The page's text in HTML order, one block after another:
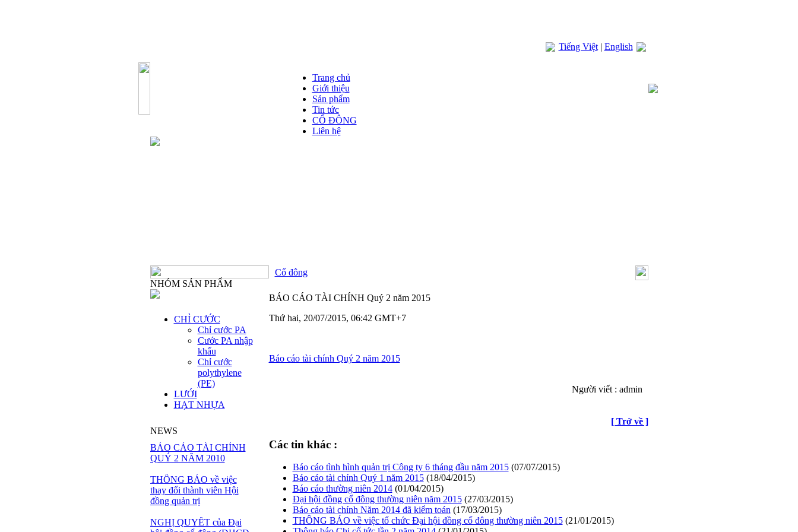
Tiếng Việt| English
Trang chủ
Giới thiệu
Sản phẩm
Tin tức
CỔ ĐÔNG
Liên hệ
NHÓM SẢN PHẨM
CHỈ CƯỚC
Chỉ cước PA
Cước PA nhập
khẩu
Chỉ cước
polythylene
(PE)
LƯỚI
HẠT NHỰA
NEWS
BÁO CÁO TÀI CHÍNH
QUÝ 2 NĂM 2010
THÔNG BÁO về việc
thay đổi thành viên Hội
đồng quản trị
NGHỊ QUYẾT của Đại
Cổ đông
BÁO CÁO TÀI CHÍNH Quý 2 năm 2015
Thứ hai, 20/07/2015, 06:42 GMT+7
Báo cáo tài chính Quý 2 năm 2015
Người viết : admin
[ Trở về ]
Các tin khác :
Báo cáo tình hình quản trị Công ty 6 tháng đầu năm 2015 (07/07/2015)
Báo cáo tài chính Quý 1 năm 2015 (18/04/2015)
Báo cáo thường niên 2014 (01/04/2015)
Đại hội đồng cổ đông thường niên năm 2015 (27/03/2015)
Báo cáo tài chính Năm 2014 đã kiểm toán (17/03/2015)
THÔNG BÁO về việc tổ chức Đại hội đồng cổ đông thường niên 2015 (21/01/2015)